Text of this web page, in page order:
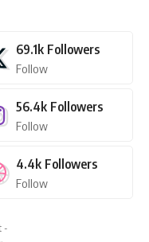
69.1k Followers
Follow
56.4k Followers
Follow
4.4k Followers
Follow
-